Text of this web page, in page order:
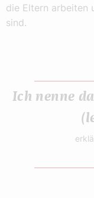
die Eltern arbeiten
sind.
Ich nenne